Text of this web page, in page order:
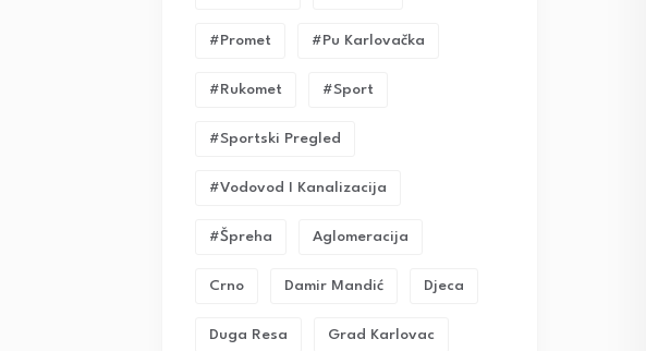
#promet #pu Karlovačka
#rukomet #sport
#sportski Pregled
#vodovod I Kanalizacija
#Špreha Aglomeracija
Crno Damir Mandić Djeca
Duga Resa Grad Karlovac